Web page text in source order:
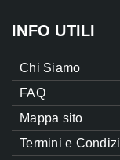
INFO UTILI
Chi Siamo
FAQ
Mappa sito
Termini e